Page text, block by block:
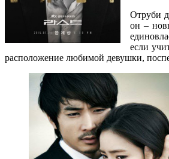
Отруби
он –
если
расположение любимой девушки,